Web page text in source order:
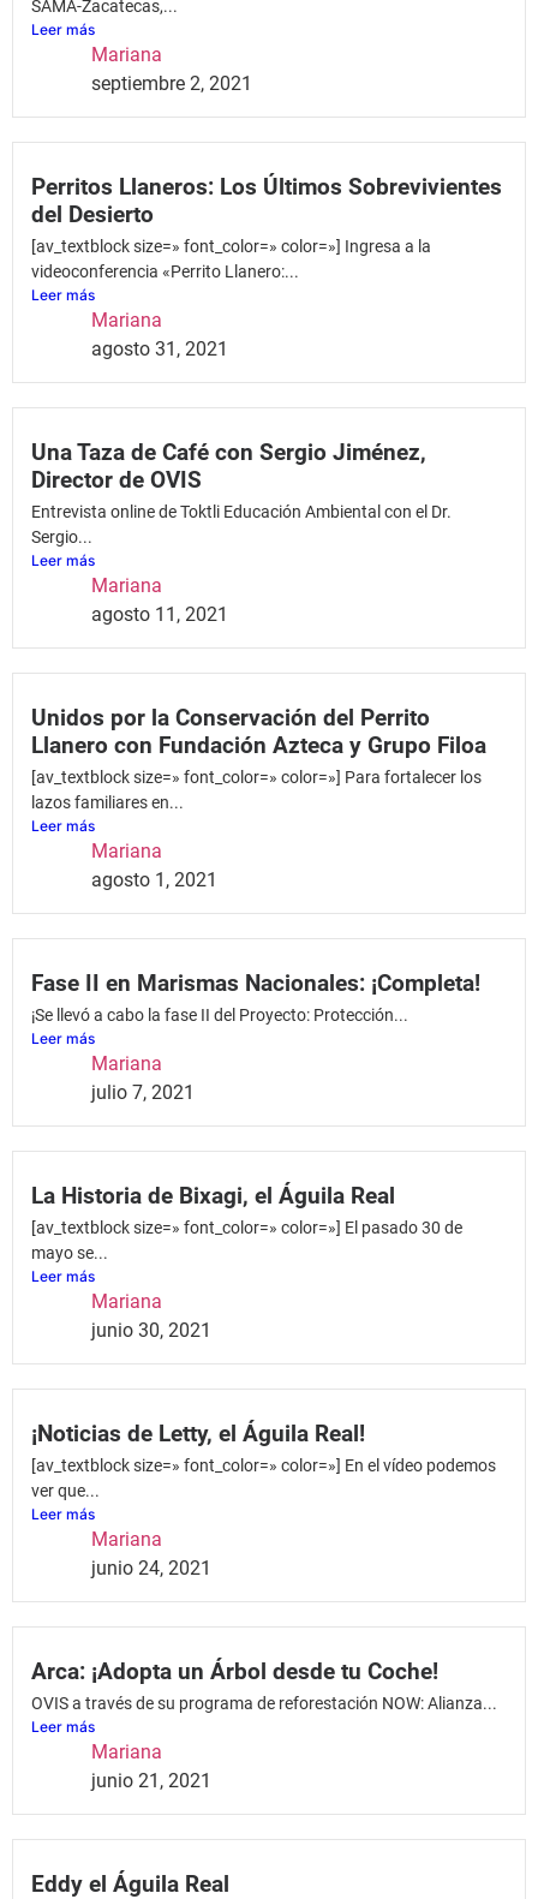
SAMA-Zacatecas,...
Leer más
Mariana
septiembre 2, 2021
Perritos Llaneros: Los Últimos Sobrevivientes
del Desierto
[av_textblock size=» font_color=» color=»] Ingresa a la
videoconferencia «Perrito Llanero:...
Leer más
Mariana
agosto 31, 2021
Una Taza de Café con Sergio Jiménez,
Director de OVIS
Entrevista online de Toktli Educación Ambiental con el Dr.
Sergio...
Leer más
Mariana
agosto 11, 2021
Unidos por la Conservación del Perrito
Llanero con Fundación Azteca y Grupo Filoa
[av_textblock size=» font_color=» color=»] Para fortalecer los
lazos familiares en...
Leer más
Mariana
agosto 1, 2021
Fase II en Marismas Nacionales: ¡Completa!
¡Se llevó a cabo la fase II del Proyecto: Protección...
Leer más
Mariana
julio 7, 2021
La Historia de Bixagi, el Águila Real
[av_textblock size=» font_color=» color=»] El pasado 30 de
mayo se...
Leer más
Mariana
junio 30, 2021
¡Noticias de Letty, el Águila Real!
[av_textblock size=» font_color=» color=»] En el vídeo podemos
ver que...
Leer más
Mariana
junio 24, 2021
Arca: ¡Adopta un Árbol desde tu Coche!
OVIS a través de su programa de reforestación NOW: Alianza...
Leer más
Mariana
junio 21, 2021
Eddy el Águila Real